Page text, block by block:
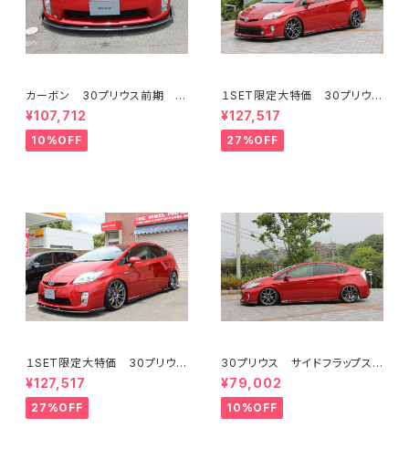
カーボン 30プリウス前期 フ
ロントフラップスポイラー ミネ
ルバVer.GT ハイブリッドカー
ボン
¥107,712
10%OFF
１SET限定大特価 30プリウス
後期 3点KIT フロント/サイ
ド/リアフラップスポイラー FR
P ミネルバVer.GT
¥127,517
27%OFF
１SET限定大特価 30プリウス
前期 3点KIT フロント/サイ
ド/リア フラップスポイラー FR
P ミネルバVer.GT
¥127,517
27%OFF
30プリウス サイドフラップス
ポイラー FRP ミネルバVer.
GT
¥79,002
10%OFF